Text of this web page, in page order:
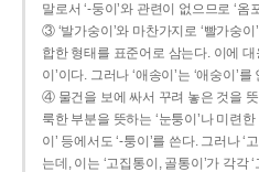
말로서 ‘-둥이’와 관련이 없으므로 ‘옴
③ ‘발가숭이’와 마찬가지로 ‘빨가숭
합한 형태를 표준어로 삼는다. 이에
이’이다. 그러나 ‘애송이’는 ‘애숭이’
④ 물건을 보에 싸서 꾸려 놓은 것을 뜻
룩한 부분을 뜻하는 ‘눈퉁이’나 미련
이’ 등에서도 ‘-퉁이’를 쓴다. 그러나 ‘
는데, 이는 ‘고집통이, 골통이’가 각각 ‘